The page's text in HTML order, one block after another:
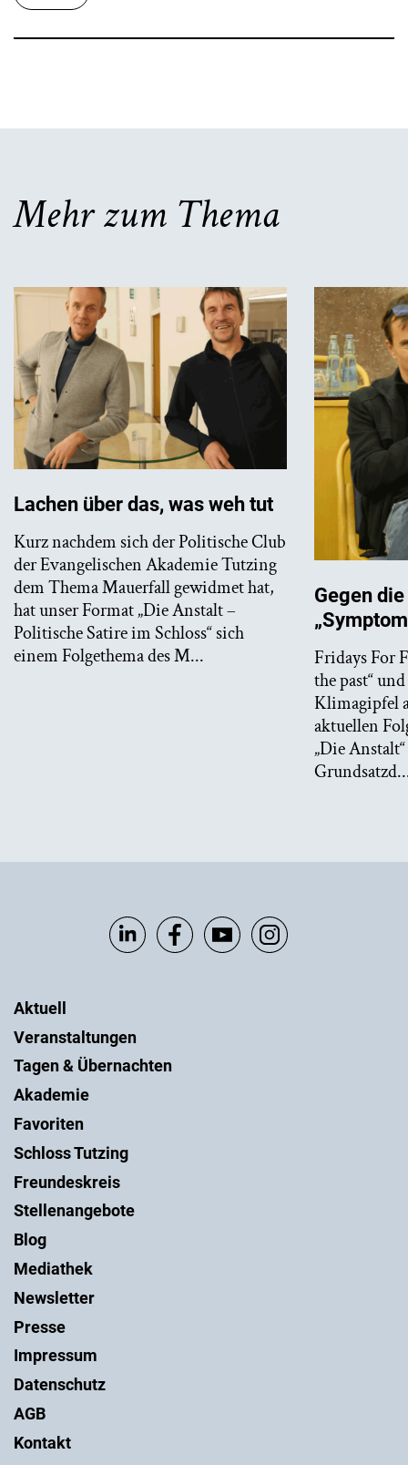
Mehr zum Thema
Lachen über das, was weh tut
Kurz nachdem sich der Politische Club
der Evangelischen Akademie Tutzing
dem Thema Mauerfall gewidmet hat,
hat unser Format „Die Anstalt –
Politische Satire im Schloss“ sich
einem Folgethema des M...
Gegen die
Fridays For
the past“
Klimagipfel
aktuellen
„Die
Aktuell
Veranstaltungen
Tagen & Übernachten
Akademie
Favoriten
Schloss Tutzing
Freundeskreis
Stellenangebote
Blog
Mediathek
Newsletter
Presse
Impressum
Datenschutz
AGB
Kontakt